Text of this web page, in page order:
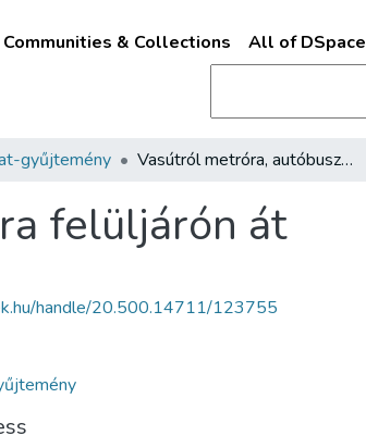
Communities & Collections All of DSpace
gyűjtemény Vasútról metróra, autóbuszra felüljárón át
felüljárón át
handle/20.500.14711/123755